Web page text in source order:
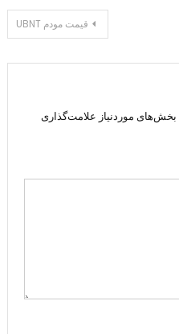
قیمت مودم UBNT
بخش‌های موردنیاز علامت‌گذاری